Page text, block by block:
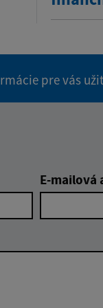
pre vás
E-mailová